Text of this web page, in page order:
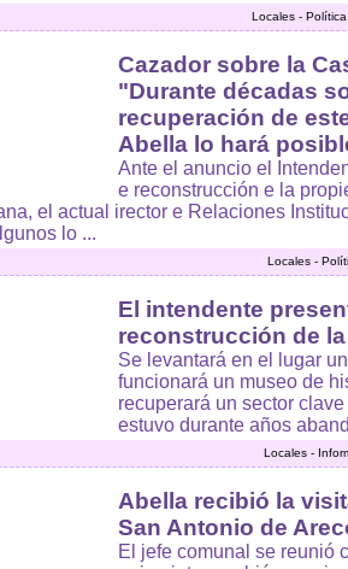
Locales -
Cazador sobre la
"Durante décadas
recuperación de
Abella lo hará
Ante el anuncio el
e reconstrucción e la
el actual irector e Relaciones
lo ...
Locales -
El intendente
reconstrucción de
Se levantará en el lugar
funcionará un museo de
recuperará un sector
estuvo durante años
Locales -
Abella recibió la
San Antonio de
El jefe comunal se reunió